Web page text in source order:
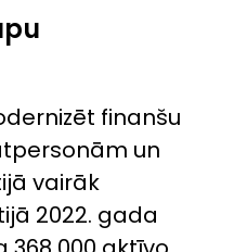
finanšu
un
vairāk
2022. gada